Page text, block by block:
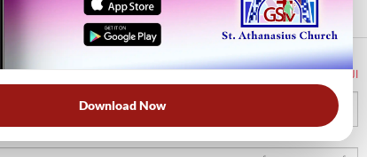
Download Now
الرئيسية